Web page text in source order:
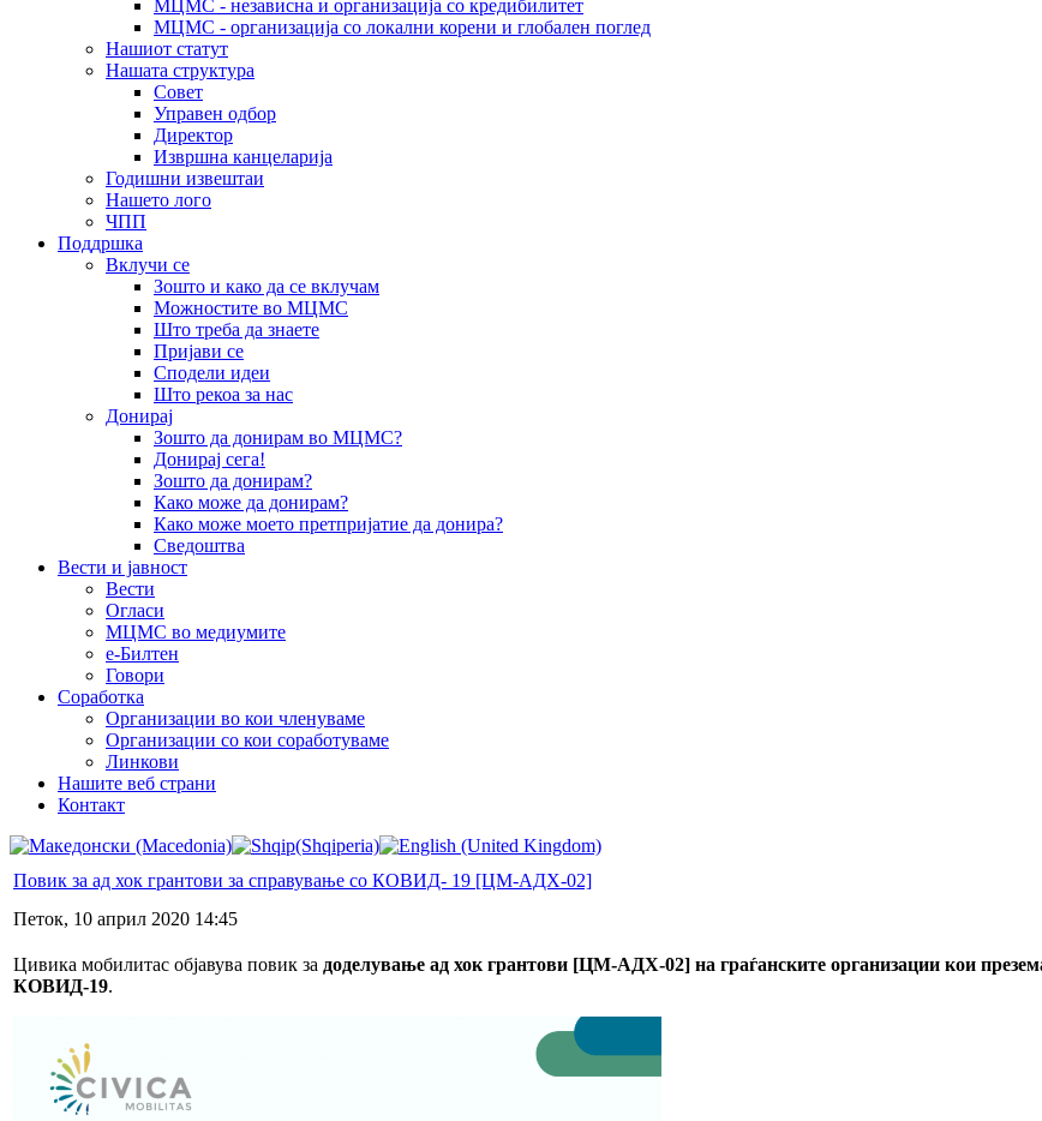
МЦМС - независна и организација со кредибилитет
МЦМС - организација со локални корени и глобален поглед
Нашиот статут
Нашата структура
Совет
Управен одбор
Директор
Извршна канцеларија
Годишни извештаи
Нашето лого
ЧПП
Поддршка
Вклучи се
Зошто и како да се вклучам
Можностите во МЦМС
Што треба да знаете
Пријави се
Сподели идеи
Што рекоа за нас
Донирај
Зошто да донирам во МЦМС?
Донирај сега!
Зошто да донирам?
Како може да донирам?
Како може моето претпријатие да донира?
Сведоштва
Вести и јавност
Вести
Огласи
МЦМС во медиумите
е-Билтен
Говори
Соработка
Организации во кои членуваме
Организации со кои соработуваме
Линкови
Нашите веб страни
Контакт
Повик за ад хок грантови за справување со КОВИД- 19 [ЦМ-АДХ-02]
Петок, 10 април 2020 14:45
Цивика мобилитас објавува повик за доделување ад хок грантови [ЦМ-АДХ-02] на граѓанските организации кои
КОВИД-19.